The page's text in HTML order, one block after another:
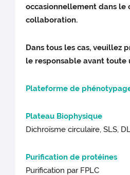
occasionnellement dans le
collaboration.
Dans tous les cas, veuillez
le responsable avant toute
Plateforme de
Plateau Biophysique
Dichroïsme circulaire, SLS,
Purification de protéines
Purification par FPLC